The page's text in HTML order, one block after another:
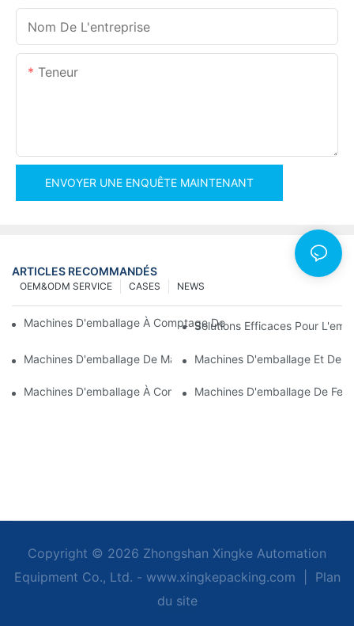
Nom De L'entreprise
Teneur
ENVOYER UNE ENQUÊTE MAINTENANT
ARTICLES RECOMMANDÉS
NEWS
CASES
OEM&ODM SERVICE
Machines D'emballage À Comptage De Vis Pour Des Résultats
Solutions Efficaces Pour
Machines D'emballage De Matériel De Pointe Pour Un Contrôle
Machines D'emballage Et De
Machines D'emballage À Comptage De Vis : L'outil Ultime Pour
Machines D'emballage De
Copyright © 2026 Zhongshan Xingke Automation
Equipment Co., Ltd. - www.xingkepacking.com
Plan
du site